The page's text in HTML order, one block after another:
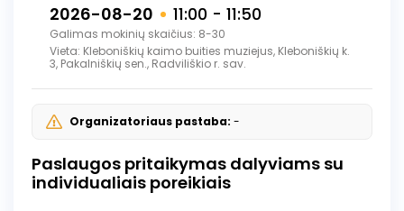
–XX a. I pusės žmonių buitį ir būtį, skatins
apmąstyti kultūros paveldo reikšmę
šiandieniniame kontekste.
2026-08-20 11:00 - 11:50
Galimas mokinių skaičius: 8-30
Vieta: Kleboniškių kaimo buities muziejus, Kleboniškių k.
3, Pakalniškių sen., Radviliškio r. sav.
Organizatoriaus pastaba: -
Paslaugos pritaikymas dalyviams su
individualiais poreikiais